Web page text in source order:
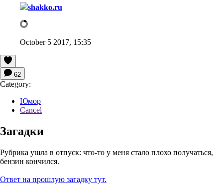
shakko.ru
October 5 2017, 15:35
62
Category:
Юмор
Cancel
Загадки
Рубрика ушла в отпуск: что-то у меня стало плохо получаться,
бензин кончился.
Ответ на прошлую загадку тут.